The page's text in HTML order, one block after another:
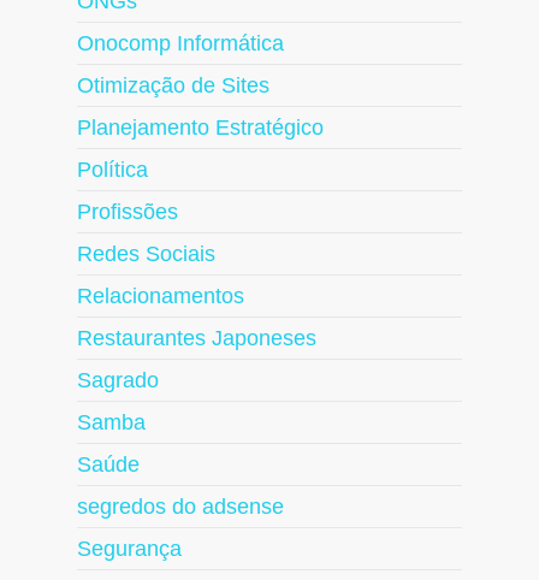
Onocomp Informática
Otimização de Sites
Planejamento Estratégico
Política
Profissões
Redes Sociais
Relacionamentos
Restaurantes Japoneses
Sagrado
Samba
Saúde
segredos do adsense
Segurança